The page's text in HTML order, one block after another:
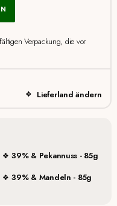
Verpackung, die vor
Lieferland ändern
39% & Pekannuss - 85g
39% & Mandeln - 85g